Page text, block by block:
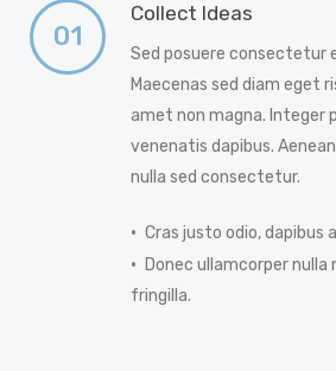
01
Collect Ideas
Sed posuere consectetur
Maecenas sed diam eget
amet non magna. Integer
venenatis dapibus.
nulla sed consectetur.
Cras justo odio, dapibus
Donec ullamcorper
fringilla.